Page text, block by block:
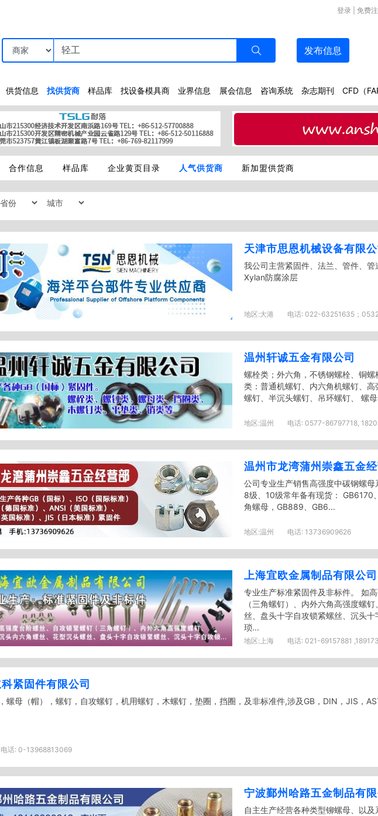
登录 免费
发布信息
供货信息 找供货商 样品库 找设备模具商 业界信息 展会信息 咨询系统 杂志期刊 CFD（
合作信息 样品库 企业黄页目录 人气供货商 新加盟供货商
天津市思恩机械设备有限公
我公司主营紧固件、法兰、管件、管
Xylan防腐涂层
地区:大港 电话: 022-63251635；
温州轩诚五金有限公司
螺栓类；外六角，不锈钢螺栓、铜
类：普通机螺钉、内六角机螺钉、
螺钉、半沉头螺钉、吊环螺钉、 螺
地区:温州 电话: 0577-86797718,
温州市龙湾蒲州崇鑫五金
公司专业生产销售高强度中碳钢螺
8级、10级常年备有现货： GB6170
角螺母，GB889、GB6...
地区:温州 电话: 13736909626
上海宜欧金属制品有限公司
专业生产标准紧固件及非标件。 如
（三角螺钉）、内外六角高强度螺
丝、盘头十字自攻锁紧螺丝、沉头
琐...
地区: 上海 电话: 021-69157881
紧固件有限公司
螺母（帽），螺钉，自攻螺钉，机用螺钉，木螺钉，垫圈，挡圈，及非标准件,涉及GB，DIN，JIS，
电话: 0-13968813069
宁波鄞州哈路五金制品有限
自主生产经营各种类型铆螺母、以